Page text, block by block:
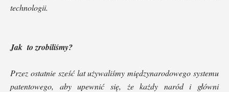
technologii.
Jak to zrobiliśmy?
Przez ostatnie sześć lat używaliśmy międzynarodowego systemu
patentowego, aby upewnić się, że każdy naród i główni